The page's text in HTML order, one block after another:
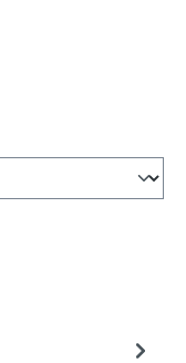
von 5 Sternen